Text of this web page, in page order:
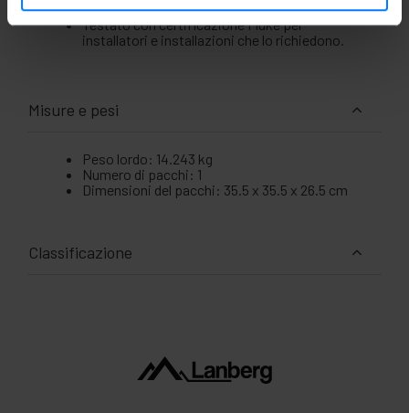
ISO/IEC 11801 2a Ed.; EN50173; EN 50288-10-1.
Testato con certificazione Fluke per
installatori e installazioni che lo richiedono.
Misure e pesi
Peso lordo: 14.243 kg
Numero di pacchi: 1
Dimensioni del pacchi: 35.5 x 35.5 x 26.5 cm
Classificazione